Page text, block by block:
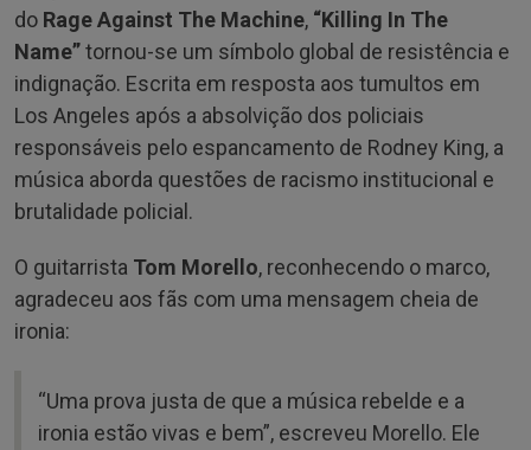
do Rage Against The Machine, “Killing In The
Name”tornou-se um símbolo global de resistência e
indignação. Escrita em resposta aos tumultos em
Los Angeles após a absolvição dos policiais
responsáveis pelo espancamento de Rodney King, a
música aborda questões de racismo institucional e
brutalidade policial.
O guitarrista Tom Morello, reconhecendo o marco,
agradeceu aos fãs com uma mensagem cheia de
ironia:
“Uma prova justa de que a música rebelde e a
ironia estão vivas e bem”, escreveu Morello. Ele